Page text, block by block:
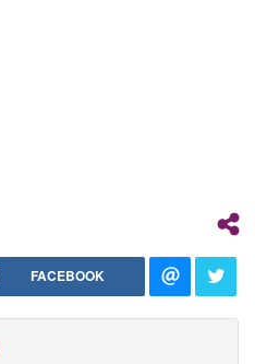
FACEBOOK